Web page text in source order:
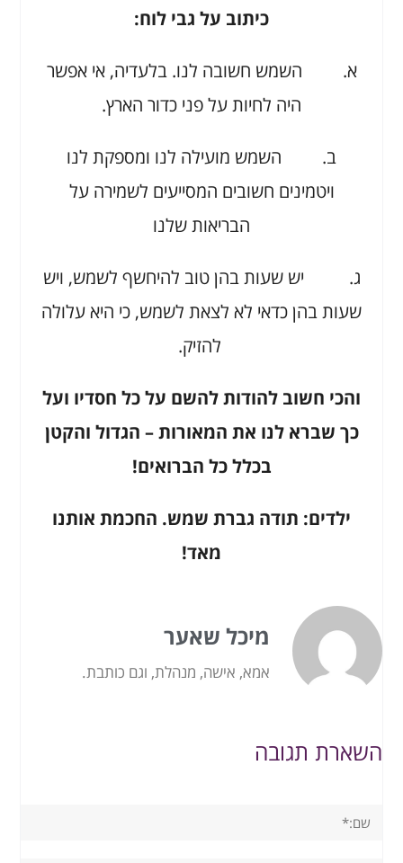
כיתוב על גבי לוח:
א. השמש חשובה לנו. בלעדיה, אי אפשר
היה לחיות על פני כדור הארץ.
ב. השמש מועילה לנו ומספקת לנו
ויטמינים חשובים המסייעים לשמירה על
הבריאות שלנו
ג. יש שעות בהן טוב להיחשף לשמש, ויש
שעות בהן כדאי לא לצאת לשמש, כי היא עלולה
להזיק.
והכי חשוב להודות להשם על כל חסדיו ועל
כך שברא לנו את המאורות – הגדול והקטן
בכלל כל הברואים!
ילדים: תודה גברת שמש. החכמת אותנו
מאד!
מיכל שאער
אמא, אישה, מנהלת, וגם כותבת.
השארת תגובה